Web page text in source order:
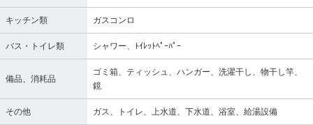
キッチン類 ガスコンロ
バス・トイレ類 シャワー、ﾄｲﾚｯﾄﾍﾟｰﾊﾟｰ
備品、消耗品
ゴミ箱、ティッシュ、ハンガー、洗濯干し、物干し竿、
鏡
その他 ガス、トイレ、上水道、下水道、浴室、給湯設備